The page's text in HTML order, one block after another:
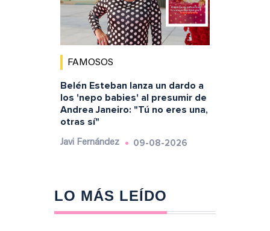
FAMOSOS
Belén Esteban lanza un dardo a
los 'nepo babies' al presumir de
Andrea Janeiro: "Tú no eres una,
otras sí"
Javi Fernández 09-08-2026
LO MÁS LEÍDO